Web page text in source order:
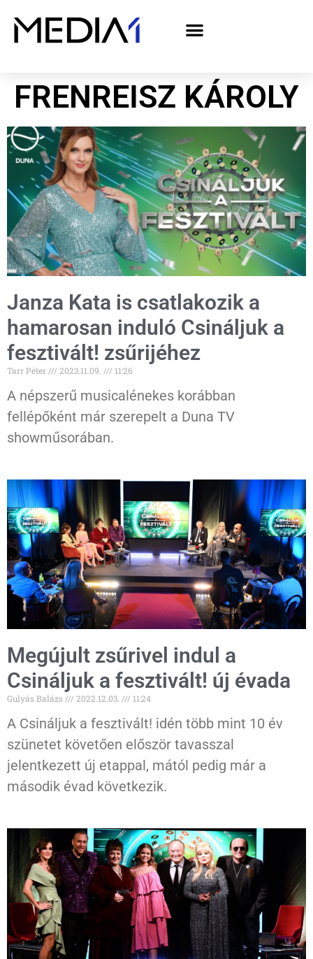
FRENREISZ KÁROLY
Janza Kata is csatlakozik a
hamarosan induló Csináljuk a
fesztivált! zsűrijéhez
Tarr Péter 2023.11.09. 11:26
A népszerű musicalénekes korábban
fellépőként már szerepelt a Duna TV
showműsorában.
Megújult zsűrivel indul a
Csináljuk a fesztivált! új évada
Gulyás Balázs 2022.12.03. 11:24
A Csináljuk a fesztivált! idén több mint 10 év
szünetet követően először tavasszal
jelentkezett új etappal, mától pedig már a
második évad következik.